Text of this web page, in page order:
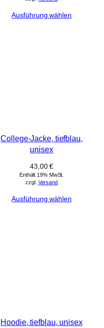
Ausführung wählen
College-Jacke, tiefblau,
unisex
43,00€
Enthält 19% MwSt.
zzgl. Versand
Ausführung wählen
Hoodie, tiefblau, unisex